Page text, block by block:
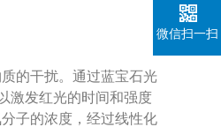
的干扰。通过蓝宝石光
激发红光的时间和强度
子的浓度，经过线性化
微信扫一扫